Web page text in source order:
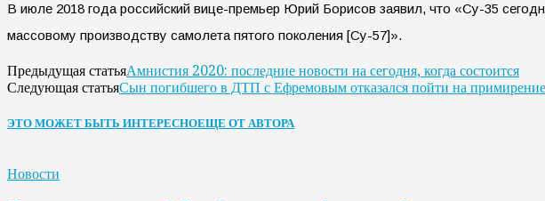
В июле 2018 года российский вице-премьер Юрий Борисов заявил, что «Су-35
массовому производству самолета пятого поколения [Су-57]».
Предыдущая статьяАмнистия 2020: последние новости на сегодня, когда состоится
Следующая статьяСын погибшего в ДТП с Ефремовым отказался пойти на
ЭТО МОЖЕТ БЫТЬ ИНТЕРЕСНОЕЩЕ ОТ АВТОРА
Новости